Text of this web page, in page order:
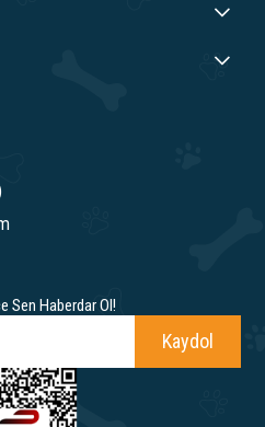
Sen Haberdar Ol!
Kaydol